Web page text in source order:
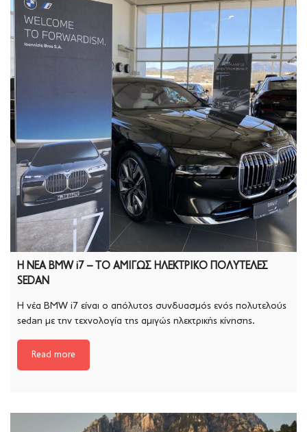
H NEA BMW i7 – ΤΟ ΑΜΙΓΩΣ ΗΛΕΚΤΡΙΚΟ ΠΟΛΥΤΕΛΕΣ
SEDAN
Η νέα BMW i7 είναι ο απόλυτος συνδυασμός ενός πολυτελούς
sedan με την τεχνολογία της αμιγώς ηλεκτρικής κίνησης.
Read more